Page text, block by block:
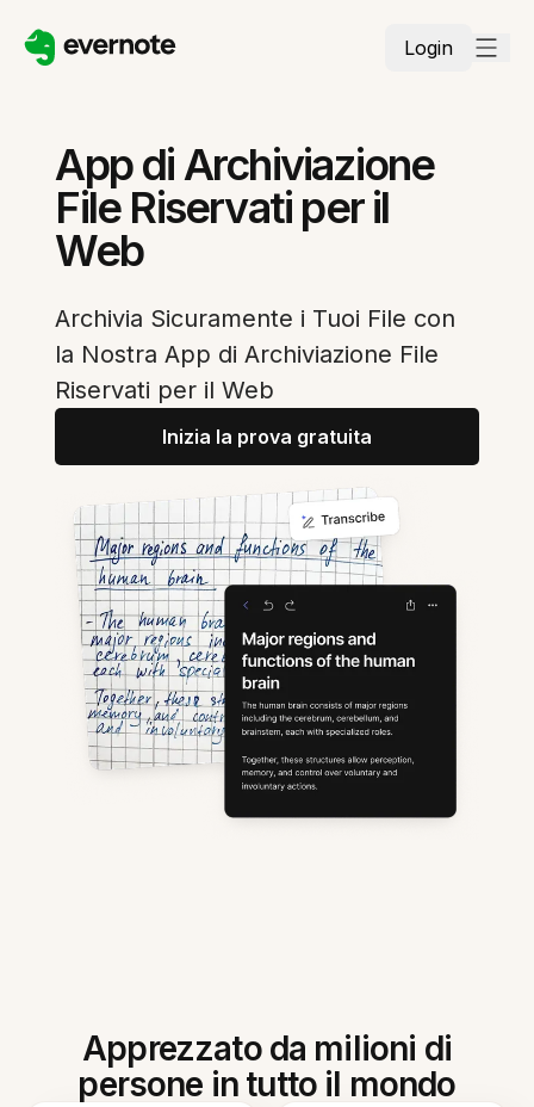
Login
App di Archiviazione
File Riservati per il
Web
Archivia Sicuramente i Tuoi File con
la Nostra App di Archiviazione File
Riservati per il Web
Inizia la prova gratuita
Apprezzato da milioni di
persone in tutto il mondo